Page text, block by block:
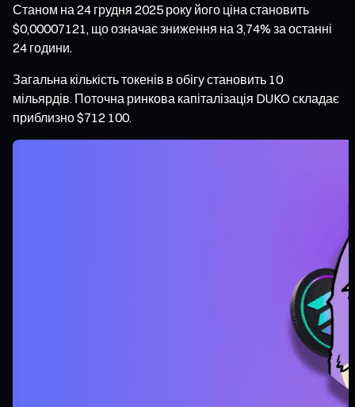
Станом на 24 грудня 2025 року його ціна становить
$0,00007121, що означає зниження на 3,74% за останні
24 години.
Загальна кількість токенів в обігу становить 10
мільярдів. Поточна ринкова капіталізація DUKO складає
приблизно $712 100.